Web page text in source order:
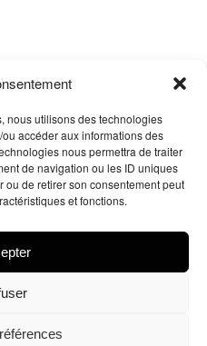
nous utilisons des technologies
accéder aux informations des
nous permettra de traiter
de navigation ou les ID uniques
ou de retirer son consentement peut
et fonctions.
Tous droits réservés.